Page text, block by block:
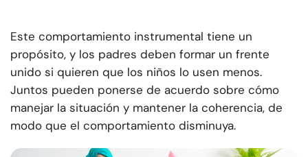
Este comportamiento instrumental tiene un
propósito, y los padres deben formar un frente
unido si quieren que los niños lo usen menos.
Juntos pueden ponerse de acuerdo sobre cómo
manejar la situación y mantener la coherencia, de
modo que el comportamiento disminuya.